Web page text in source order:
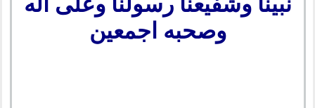
وصحبه اجمعين